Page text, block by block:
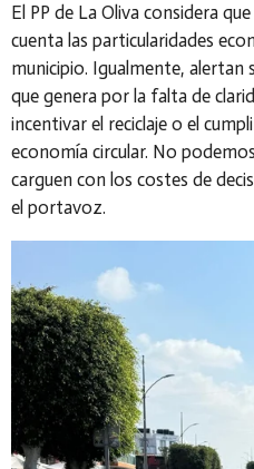
El PP de La Oliva considera
cuenta las particularidades
municipio. Igualmente, alertan
que genera por la falta de
incentivar el reciclaje o el
economía circular. No
carguen con los costes de
el portavoz.